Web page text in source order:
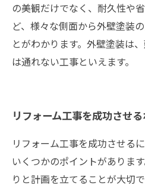
の美観だけでなく、耐久性や
ど、様々な側面から外壁塗装
とがわかります。外壁塗装は
は通れない工事といえます。
リフォーム工事を成功させ
リフォーム工事を成功させる
いくつかのポイントがありま
りと計画を立てることが大切